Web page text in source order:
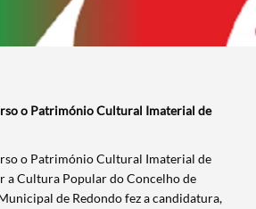
o Património Cultural Imaterial de
o Património Cultural Imaterial de
a Cultura Popular do Concelho de
de Redondo fez a candidatura,